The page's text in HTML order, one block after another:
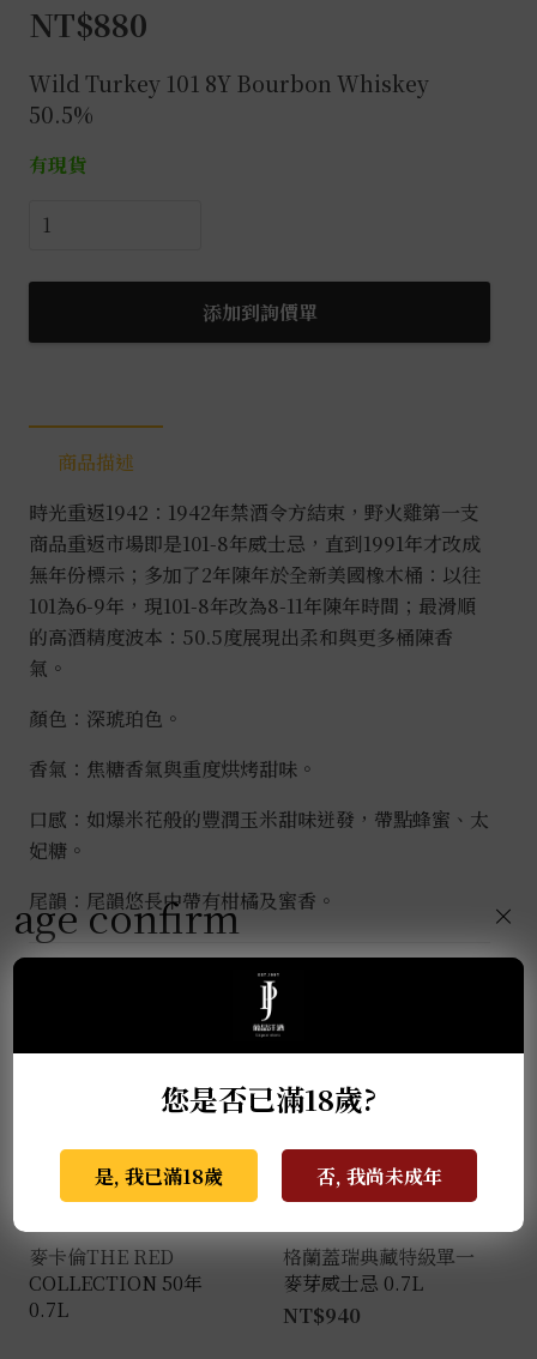
NT$880
Wild Turkey 101 8Y Bourbon Whiskey
50.5%
有現貨
野
雞
8
本
忌
0.7L
數
量
添加到詢價單
商品描述
時光重返1942：1942年禁酒令方結束，野火雞第一支
商品重返市場即是101-8年威士忌，直到1991年才改成
無年份標示；多加了2年陳年於全新美國橡木桶：以往
101為6-9年，現101-8年改為8-11年陳年時間；最滑順
的高酒精度波本：50.5度展現出柔和與更多桶陳香
氣。
顏色：深琥珀色。
香氣：焦糖香氣與重度烘烤甜味。
口感：如爆米花般的豐潤玉米甜味迸發，帶點蜂蜜、太
妃糖。
尾韻：尾韻悠長中帶有柑橘及蜜香。
麥卡倫THE RED
COLLECTION 50年
0.7L
格蘭蓋瑞典藏特級單一
麥芽威士忌 0.7L
NT$940
age confirm
您是否已滿18歲?
是, 我已滿18歲 否, 我尚未成年
×